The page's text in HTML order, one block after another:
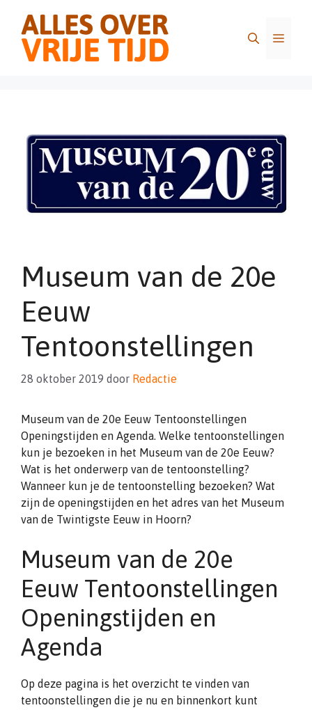
inhoud
Menu
Museum van de 20e
Eeuw
Tentoonstellingen
28 oktober 2019 door Redactie
Museum van de 20e Eeuw Tentoonstellingen
Openingstijden en Agenda. Welke tentoonstellingen
kun je bezoeken in het Museum van de 20e Eeuw?
Wat is het onderwerp van de tentoonstelling?
Wanneer kun je de tentoonstelling bezoeken? Wat
zijn de openingstijden en het adres van het Museum
van de Twintigste Eeuw in Hoorn?
Museum van de 20e
Eeuw Tentoonstellingen
Openingstijden en
Agenda
Op deze pagina is het overzicht te vinden van
tentoonstellingen die je nu en binnenkort kunt